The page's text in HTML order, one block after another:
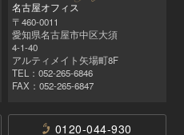
名古屋オフィス
〒460-0011
愛知県名古屋市中区大須
4-1-40
アルティメイト矢場町8F
TEL：052‑265‑6846
FAX：052‑265‑6847
0120-044-930